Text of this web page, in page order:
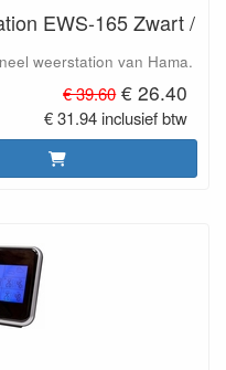
EWS-165 Zwart /
weerstation van Hama.
€ 39.60 € 26.40
€ 31.94 inclusief btw